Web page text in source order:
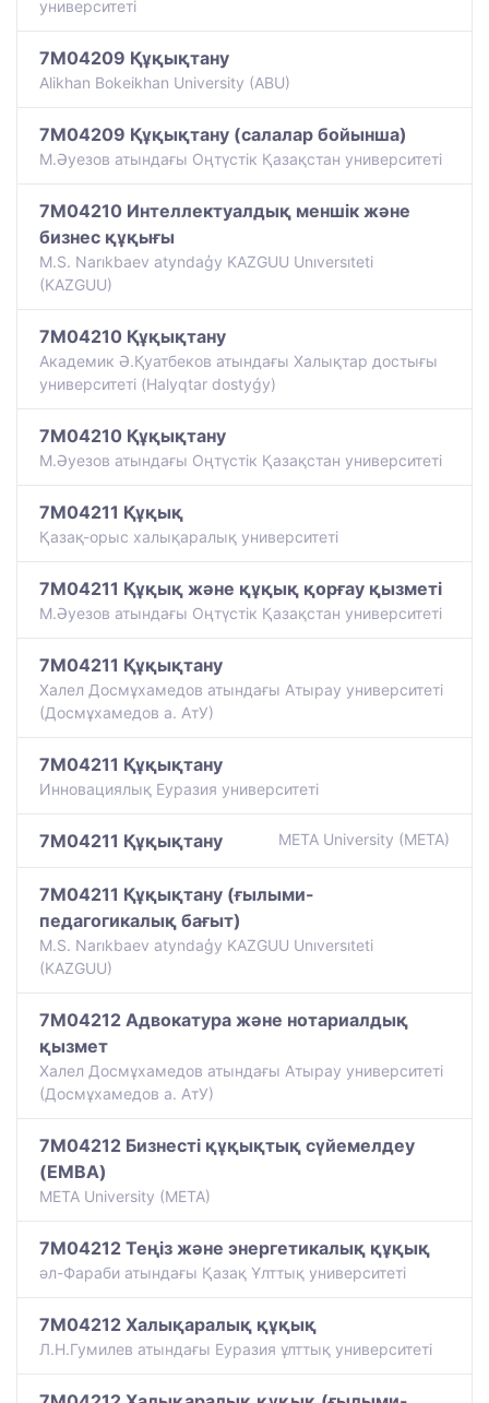
университеті
7M04209 Құқықтану
Alikhan Bokeikhan University (ABU)
7M04209 Құқықтану (салалар бойынша)
М.Әуезов атындағы Оңтүстік Қазақстан университеті
7M04210 Интеллектуалдық меншік және
бизнес құқығы
M.S. Narıkbaev atyndaģy KAZGUU Unıversıteti
(KAZGUU)
7M04210 Құқықтану
Академик Ә.Қуатбеков атындағы Халықтар достығы
университеті (Halyqtar dostyǵy)
7M04210 Құқықтану
М.Әуезов атындағы Оңтүстік Қазақстан университеті
7M04211 Құқық
Қазақ-орыс халықаралық университеті
7M04211 Құқық және құқық қорғау қызметі
М.Әуезов атындағы Оңтүстік Қазақстан университеті
7M04211 Құқықтану
Халел Досмұхамедов атындағы Атырау университеті
(Досмұхамедов а. АтУ)
7M04211 Құқықтану
Инновациялық Еуразия университеті
7M04211 Құқықтану META University (META)
7M04211 Құқықтану (ғылыми-
педагогикалық бағыт)
M.S. Narıkbaev atyndaģy KAZGUU Unıversıteti
(KAZGUU)
7M04212 Адвокатура және нотариалдық
қызмет
Халел Досмұхамедов атындағы Атырау университеті
(Досмұхамедов а. АтУ)
7M04212 Бизнесті құқықтық сүйемелдеу
(EMBA)
META University (META)
7M04212 Теңіз және энергетикалық құқық
әл-Фараби атындағы Қазақ Ұлттық университеті
7M04212 Халықаралық құқық
Л.Н.Гумилев атындағы Еуразия ұлттық университеті